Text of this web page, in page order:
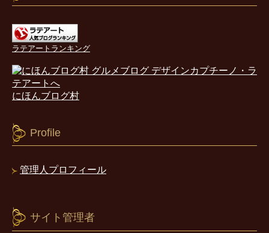
ラテアートランキング
にほんブログ村
Profile
管理人プロフィール
サイト管理者